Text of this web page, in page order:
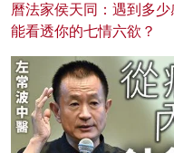
曆法家侯天同：遇到多
能看透你的七情六欲？